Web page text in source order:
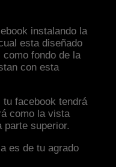
instalando la
esta diseñado
como fondo de la
con esta
facebook tendrá
como la vista
parte superior.
es de tu agrado